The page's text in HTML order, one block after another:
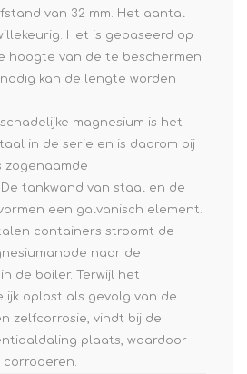
van 32 mm. Het aantal
Het is gebaseerd op
hoogte van de te beschermen
kan de lengte worden
magnesium is het
in de serie en is daarom bij
zogenaamde
tankwand van staal en de
een galvanisch element.
containers stroomt de
naar de
de boiler. Terwijl het
oplost als gevolg van de
zelfcorrosie, vindt bij de
plaats, waardoor